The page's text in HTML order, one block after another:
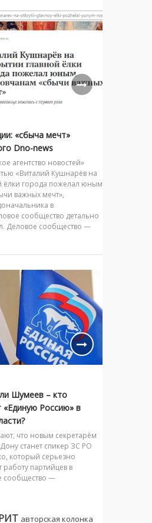
«сбыча мечт»
Dno-news
агентство новостей»
«Виталий Кушнарёв на
ёлки города пожелал юным
важных мечт»,
в
сообщество детально
Деловое сообщество —
Шумеев – кто
«Единую Россию» в
что новым секретарём
станет спикер ЗС РО
который серьезно
партийцев в
сообщество —
авторская колонка